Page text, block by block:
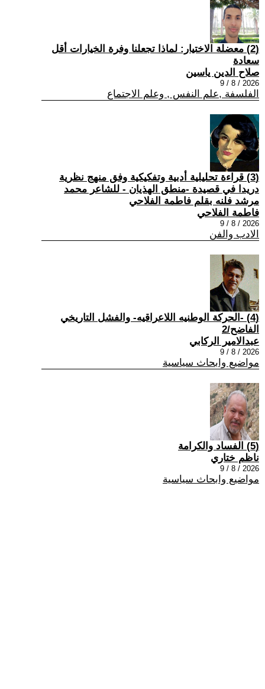
(2) معضلة الاختيار: لماذا تجعلنا وفرة الخيارات أقل
سعادة
صلاح الدين ياسين
2026 / 8 / 9
الفلسفة ,علم النفس , وعلم الاجتماع
(3) قراءة تحليلية أدبية وتفكيكية وفق منهج نظرية
دريدا في قصيدة -منطق الهذيان - للشاعر محمد
مرشد فلنه بقلم فاطمة الفلاحي
فاطمة الفلاحي
2026 / 8 / 9
الادب والفن
(4) -الحركة الوطنيه اللاعراقيه- والفشل التاريخي
الفاضح/2
عبدالامير الركابي
2026 / 8 / 9
مواضيع وابحاث سياسية
(5) الفساد والكرامة
ناظم ختاري
2026 / 8 / 9
مواضيع وابحاث سياسية